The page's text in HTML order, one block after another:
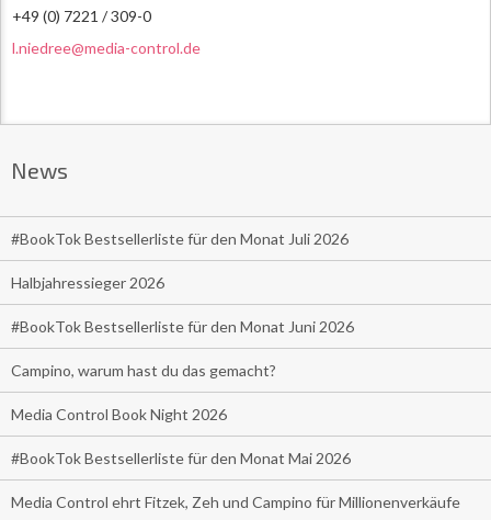
+49 (0) 7221 / 309-0
l.niedree@media-control.de
News
#BookTok Bestsellerliste für den Monat Juli 2026
Halbjahressieger 2026
#BookTok Bestsellerliste für den Monat Juni 2026
Campino, warum hast du das gemacht?
Media Control Book Night 2026
#BookTok Bestsellerliste für den Monat Mai 2026
Media Control ehrt Fitzek, Zeh und Campino für Millionenverkäufe